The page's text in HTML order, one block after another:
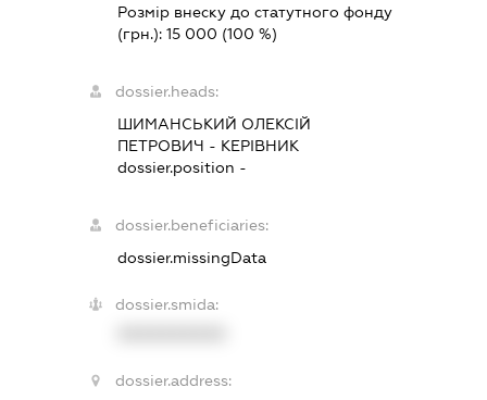
Розмір внеску до статутного фонду
(грн.):15 000 (100 %)
dossier.heads:
ШИМАНСЬКИЙ ОЛЕКСІЙ
ПЕТРОВИЧ - КЕРІВНИК
dossier.position -
dossier.beneficiaries:
dossier.missingData
dossier.smida:
dossier.address: